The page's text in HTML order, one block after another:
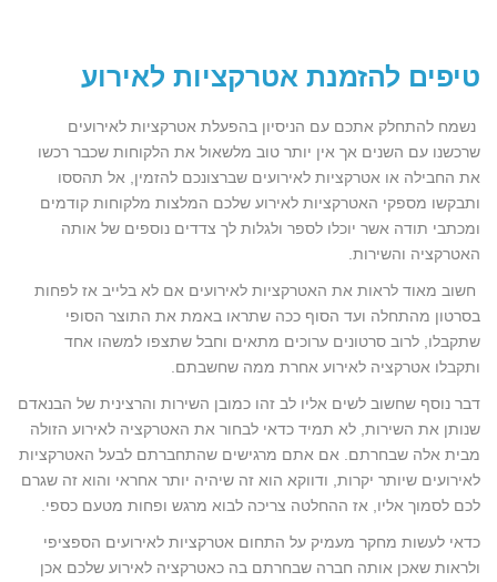
טיפים להזמנת אטרקציות לאירוע
נשמח להתחלק אתכם עם הניסיון בהפעלת אטרקציות לאירועים
שרכשנו עם השנים אך אין יותר טוב מלשאול את הלקוחות שכבר רכשו
את החבילה או אטרקציות לאירועים שברצונכם להזמין, אל תהססו
ותבקשו מספקי האטרקציות לאירוע שלכם המלצות מלקוחות קודמים
ומכתבי תודה אשר יוכלו לספר ולגלות לך צדדים נוספים של אותה
האטרקציה והשירות.
חשוב מאוד לראות את האטרקציות לאירועים אם לא בלייב אז לפחות
בסרטון מהתחלה ועד הסוף ככה שתראו באמת את התוצר הסופי
שתקבלו, לרוב סרטונים ערוכים מתאים וחבל שתצפו למשהו אחד
ותקבלו אטרקציה לאירוע אחרת ממה שחשבתם.
דבר נוסף שחשוב לשים אליו לב זהו כמובן השירות והרצינית של הבנאדם
שנותן את השירות, לא תמיד כדאי לבחור את האטרקציה לאירוע הזולה
מבית אלה שבחרתם. אם אתם מרגישים שהתחברתם לבעל האטרקציות
לאירועים שיותר יקרות, ודווקא הוא זה שיהיה יותר אחראי והוא זה שגרם
לכם לסמוך אליו, אז ההחלטה צריכה לבוא מרגש ופחות מטעם כספי.
כדאי לעשות מחקר מעמיק על התחום אטרקציות לאירועים הספציפי
ולראות שאכן אותה חברה שבחרתם בה כאטרקציה לאירוע שלכם אכן